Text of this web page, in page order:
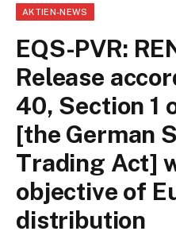
AKTIEN-NEWS
EQS-PVR:
Release
40, Section 1
[the German
Trading Act]
objective of
distribution